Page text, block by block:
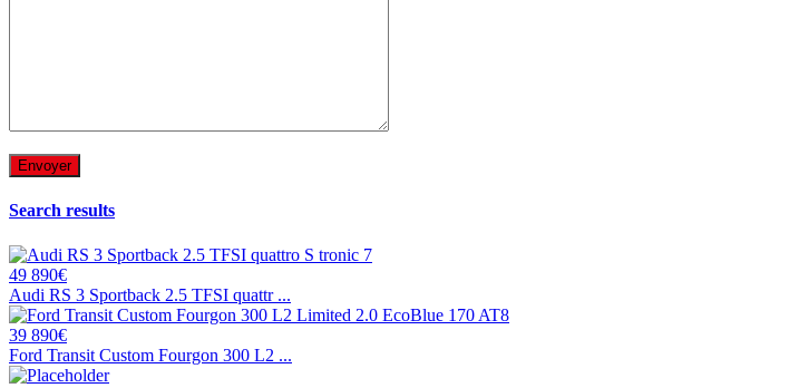
Search results
49 890€
Audi RS 3 Sportback 2.5 TFSI quattr ...
39 890€
Ford Transit Custom Fourgon 300 L2 ...